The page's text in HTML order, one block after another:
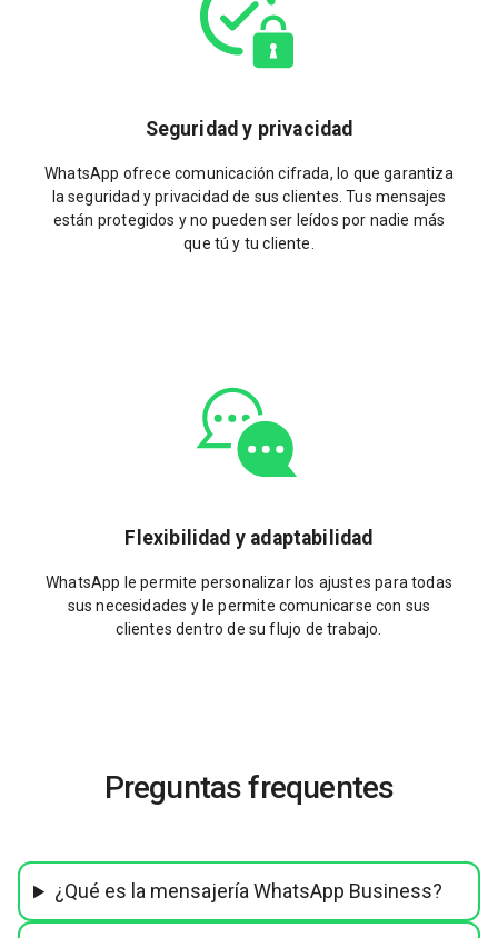
Seguridad y privacidad
WhatsApp ofrece comunicación cifrada, lo que garantiza
la seguridad y privacidad de sus clientes. Tus mensajes
están protegidos y no pueden ser leídos por nadie más
que tú y tu cliente.
Flexibilidad y adaptabilidad
WhatsApp le permite personalizar los ajustes para todas
sus necesidades y le permite comunicarse con sus
clientes dentro de su flujo de trabajo.
Preguntas frequentes
¿Qué es la mensajería WhatsApp Business?